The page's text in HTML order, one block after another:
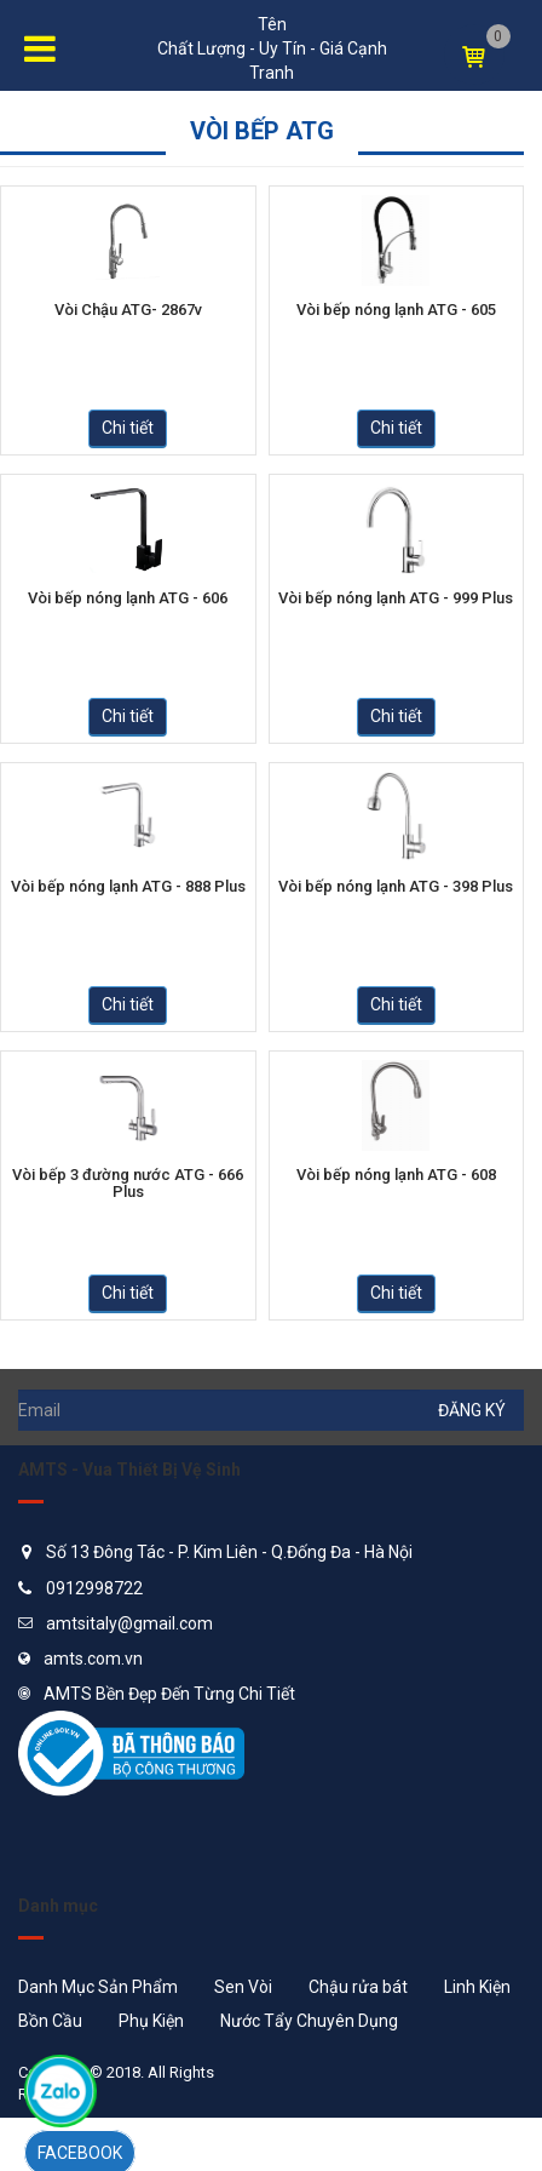
Tên
Chất Lượng - Uy Tín - Giá Cạnh
Tranh
0
VÒI BẾP ATG
Vòi Chậu ATG- 2867v
Chi tiết
Vòi bếp nóng lạnh ATG - 605
Chi tiết
Vòi bếp nóng lạnh ATG - 606
Chi tiết
Vòi bếp nóng lạnh ATG - 999 Plus
Chi tiết
Vòi bếp nóng lạnh ATG - 888 Plus
Chi tiết
Vòi bếp nóng lạnh ATG - 398 Plus
Chi tiết
Vòi bếp 3 đường nước ATG - 666
Plus
Chi tiết
Vòi bếp nóng lạnh ATG - 608
Chi tiết
ĐĂNG KÝ
AMTS - Vua Thiết Bị Vệ Sinh
Số 13 Đông Tác - P. Kim Liên - Q.Đống Đa - Hà Nội
0912998722
amtsitaly@gmail.com
amts.com.vn
AMTS Bền Đẹp Đến Từng Chi Tiết
Danh mục
Danh Mục Sản Phẩm Sen Vòi Chậu rửa bát
Linh Kiện
Bồn Cầu
Phụ Kiện Nước Tẩy Chuyên Dụng
Copyright © 2018. All Rights
Reserved
FACEBOOK